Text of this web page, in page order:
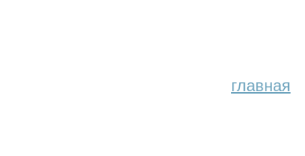
главная